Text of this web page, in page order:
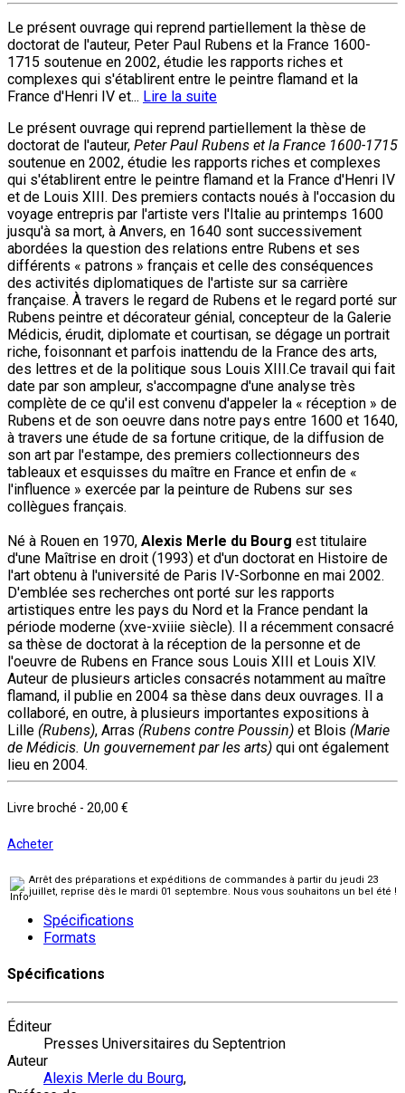
Le présent ouvrage qui reprend partiellement la thèse de
doctorat de l'auteur, Peter Paul Rubens et la France 1600-
1715 soutenue en 2002, étudie les rapports riches et
complexes qui s'établirent entre le peintre flamand et la
France d'Henri IV et... Lire la suite
Le présent ouvrage qui reprend partiellement la thèse de
doctorat de l'auteur, Peter Paul Rubens et la France 1600-1715
soutenue en 2002, étudie les rapports riches et complexes
qui s'établirent entre le peintre flamand et la France d'Henri IV
et de Louis XIII. Des premiers contacts noués à l'occasion du
voyage entrepris par l'artiste vers l'Italie au printemps 1600
jusqu'à sa mort, à Anvers, en 1640 sont successivement
abordées la question des relations entre Rubens et ses
différents « patrons » français et celle des conséquences
des activités diplomatiques de l'artiste sur sa carrière
française. À travers le regard de Rubens et le regard porté sur
Rubens peintre et décorateur génial, concepteur de la Galerie
Médicis, érudit, diplomate et courtisan, se dégage un portrait
riche, foisonnant et parfois inattendu de la France des arts,
des lettres et de la politique sous Louis XIII.Ce travail qui fait
date par son ampleur, s'accompagne d'une analyse très
complète de ce qu'il est convenu d'appeler la « réception » de
Rubens et de son oeuvre dans notre pays entre 1600 et 1640,
à travers une étude de sa fortune critique, de la diffusion de
son art par l'estampe, des premiers collectionneurs des
tableaux et esquisses du maître en France et enfin de «
l'influence » exercée par la peinture de Rubens sur ses
collègues français.
Né à Rouen en 1970, Alexis Merle du Bourg est titulaire
d'une Maîtrise en droit (1993) et d'un doctorat en Histoire de
l'art obtenu à l'université de Paris IV-Sorbonne en mai 2002.
D'emblée ses recherches ont porté sur les rapports
artistiques entre les pays du Nord et la France pendant la
période moderne (xve-xviiie siècle). Il a récemment consacré
sa thèse de doctorat à la réception de la personne et de
l'oeuvre de Rubens en France sous Louis XIII et Louis XIV.
Auteur de plusieurs articles consacrés notamment au maître
flamand, il publie en 2004 sa thèse dans deux ouvrages. Il a
collaboré, en outre, à plusieurs importantes expositions à
Lille (Rubens), Arras (Rubens contre Poussin) et Blois (Marie
de Médicis. Un gouvernement par les arts) qui ont également
lieu en 2004.
Livre broché - 20,00 €
Acheter
Arrêt des préparations et expéditions de commandes à partir du jeudi 23
juillet, reprise dès le mardi 01 septembre. Nous vous souhaitons un bel été !
Spécifications
Formats
Spécifications
Éditeur
Presses Universitaires du Septentrion
Auteur
Alexis Merle du Bourg,